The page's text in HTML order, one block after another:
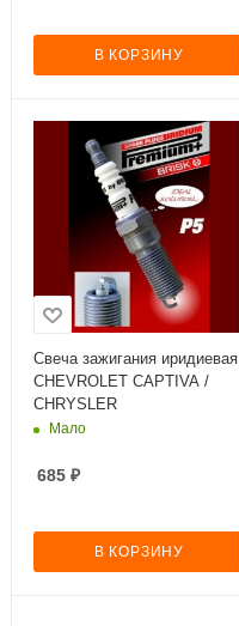
В КОРЗИНУ
Свеча зажигания иридиевая
CHEVROLET CAPTIVA /
CHRYSLER
Мало
685 ₽
В КОРЗИНУ